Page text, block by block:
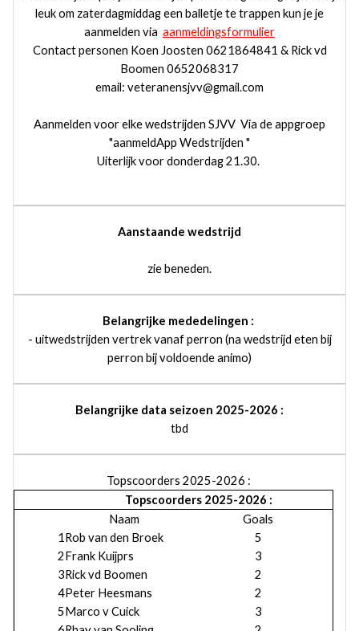
leuk om zaterdagmiddag een balletje te trappen kun je je
aanmelden via aanmeldingsformulier
Contact personen Koen Joosten 0621864841 & Rick vd
Boomen 0652068317
email: veteranensjvv@gmail.com
Aanmelden voor elke wedstrijden SJVV Via de appgroep
"aanmeldApp Wedstrijden "
Uiterlijk voor donderdag 21.30.
Aanstaande wedstrijd
zie beneden.
Belangrijke mededelingen :
- uitwedstrijden vertrek vanaf perron (na wedstrijd eten bij
perron bij voldoende animo)
Belangrijke data seizoen 2025-2026 :
tbd
Topscoorders 2025-2026 :
Topscoorders 2025-2026 :
Naam
Goals
1Rob van den Broek
5
2Frank Kuijprs
3
3Rick vd Boomen
2
4Peter Heesmans
2
5Marco v Cuick
3